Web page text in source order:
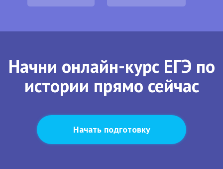
Начни онлайн-курс ЕГЭ по
истории прямо сейчас
Начать подготовку